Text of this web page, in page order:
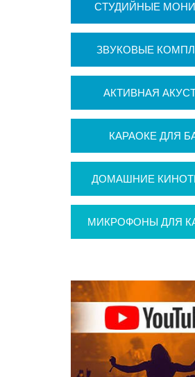
СТУДИЙНЫЕ
ЗВУКОВЫЕ
АКТИВНАЯ
КАРАОКЕ ДЛЯ
ДОМАШНИЕ
МИКРОФОНЫ ДЛЯ